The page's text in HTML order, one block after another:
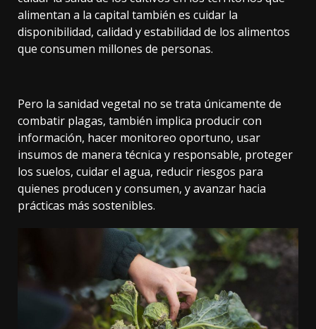
alimentan a la capital también es cuidar la
disponibilidad, calidad y estabilidad de los alimentos
que consumen millones de personas.
Pero la sanidad vegetal no se trata únicamente de
combatir plagas, también implica producir con
información, hacer monitoreo oportuno, usar
insumos de manera técnica y responsable, proteger
los suelos, cuidar el agua, reducir riesgos para
quienes producen y consumen, y avanzar hacia
prácticas más sostenibles.